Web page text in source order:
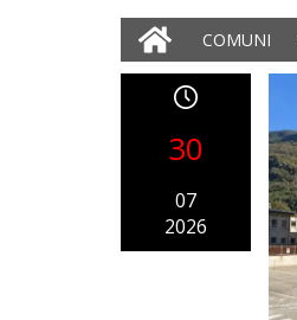
COMUNI
30
07
2026